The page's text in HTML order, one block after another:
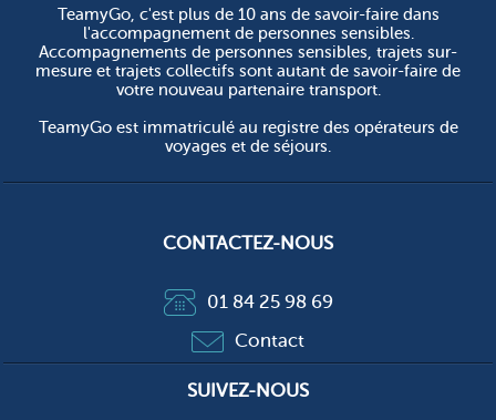
TeamyGo, c'est plus de 10 ans de savoir-faire dans
l'accompagnement de personnes sensibles.
Accompagnements de personnes sensibles, trajets sur-
mesure et trajets collectifs sont autant de savoir-faire de
votre nouveau partenaire transport.
TeamyGo est immatriculé au registre des opérateurs de
voyages et de séjours.
CONTACTEZ-NOUS
01 84 25 98 69
Contact
SUIVEZ-NOUS